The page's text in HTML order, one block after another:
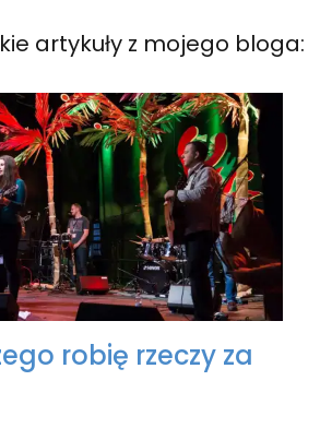
artykuły z mojego bloga:
robię rzeczy za